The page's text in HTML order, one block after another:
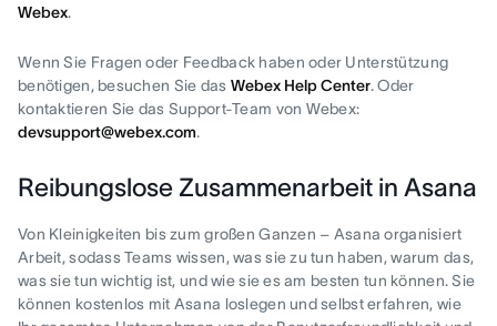
Webex.
Wenn Sie Fragen oder Feedback haben oder Unterstützung
benötigen, besuchen Sie das Webex Help Center. Oder
kontaktieren Sie das Support-Team von Webex:
devsupport@webex.com.
Reibungslose Zusammenarbeit in Asana
Von Kleinigkeiten bis zum großen Ganzen – Asana organisiert
Arbeit, sodass Teams wissen, was sie zu tun haben, warum das,
was sie tun wichtig ist, und wie sie es am besten tun können. Sie
können kostenlos mit Asana loslegen und selbst erfahren, wie